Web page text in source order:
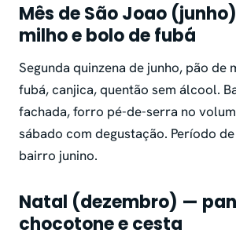
Mês de São Joao
milho e bolo de fubá
Segunda quinzena de junho, pão de
fubá, canjica, quentão sem álcool.
fachada, forro pé-de-serra no
sábado com degustação. Período
bairro junino.
Natal (dezembro) —
chocotone e cesta